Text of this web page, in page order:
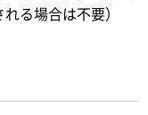
る場合は不要）